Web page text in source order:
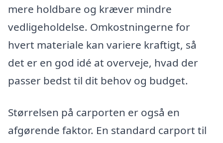
mere holdbare og kræver mindre
vedligeholdelse. Omkostningerne for
hvert materiale kan variere kraftigt, så
det er en god idé at overveje, hvad der
passer bedst til dit behov og budget.
Størrelsen på carporten er også en
afgørende faktor. En standard carport til